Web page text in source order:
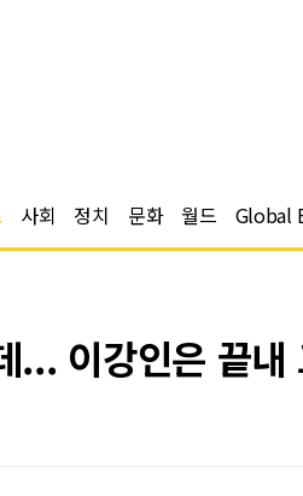
사회 정치 문화 월드 Global
... 이강인은 끝내